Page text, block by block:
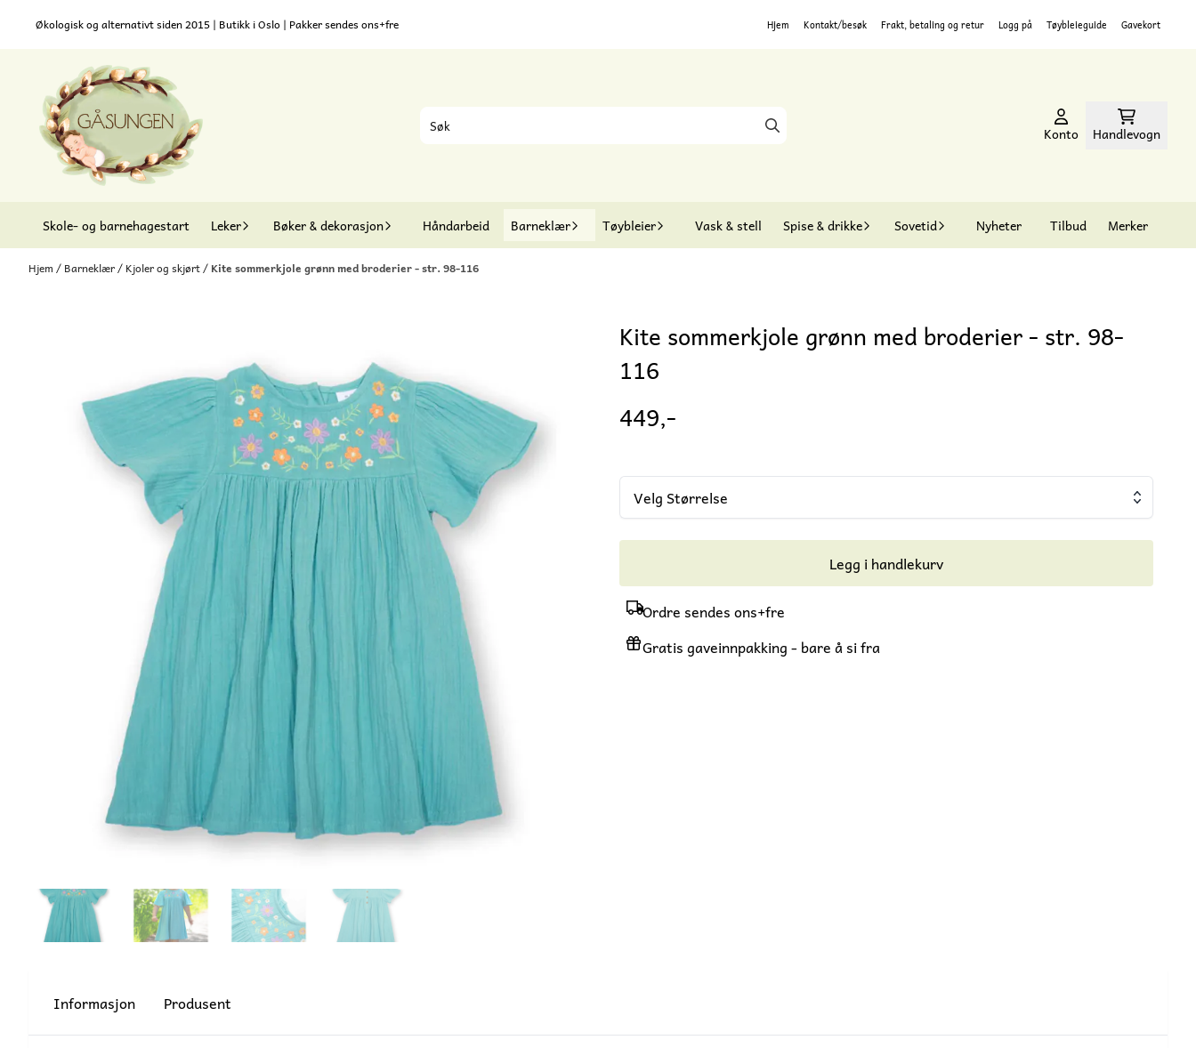
Hopp til innhold
Økologisk og alternativt siden 2015 | Butikk i Oslo | Pakker sendes ons+fre Hjem Kontakt/besøk Frakt, betaling og retur Logg på Tøybleieguide Gavekort
Konto Handlevogn
Skole- og barnehagestart Leker Bøker & dekorasjon Håndarbeid Barneklær Tøybleier Vask & stell Spise & drikke Sovetid Nyheter Tilbud Merker
Hjem / Barneklær/ Kjoler og skjørt/ Kite sommerkjole grønn med broderier - str. 98-116
Kite sommerkjole grønn med broderier - str. 98-
116
449,-
Velg Størrelse
Legg i handlekurv
Ordre sendes ons+fre
Gratis gaveinnpakking - bare å si fra
Informasjon Produsent